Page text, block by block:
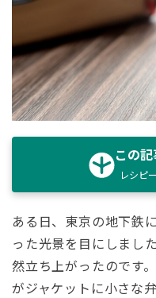
この
レシピ
ある日、東京の地下鉄
った光景を目にしまし
然立ち上がったのです
がジャケットに小さな